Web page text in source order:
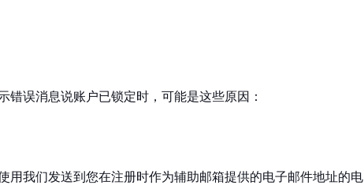
错误消息说账户已锁定时，可能是这些原因：
用我们发送到您在注册时作为辅助邮箱提供的电子邮件地址的电